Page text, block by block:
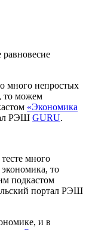
равновесие
много непростых
то можем
«Экономика
РЭШ GURU.
много
то
подкастом
портал РЭШ
и в